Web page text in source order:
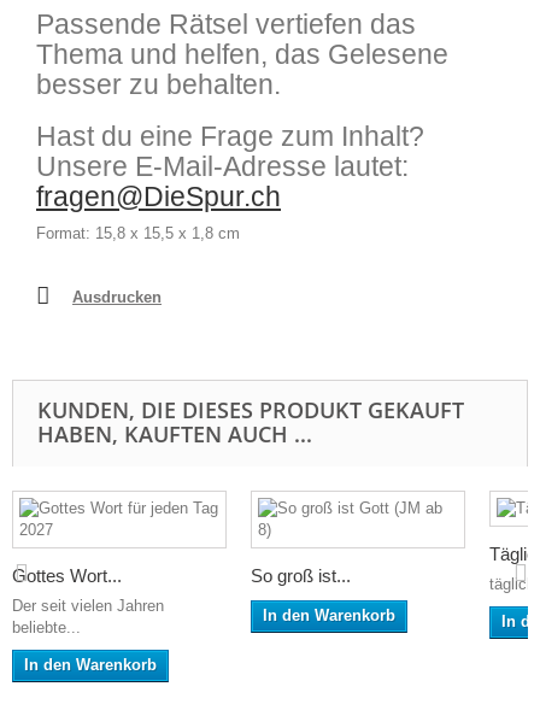
Passende Rätsel vertiefen das
Thema und helfen, das Gelesene
besser zu behalten.
Hast du eine Frage zum Inhalt?
Unsere E-Mail-Adresse lautet:
fragen@DieSpur.ch
Format: 15,8 x 15,5 x 1,8 cm
Ausdrucken
KUNDEN, DIE DIESES PRODUKT GEKAUFT
HABEN, KAUFTEN AUCH ...
Gottes Wort...
Der seit vielen Jahren
beliebte...
In den Warenkorb
So groß ist...
In den Warenkorb In